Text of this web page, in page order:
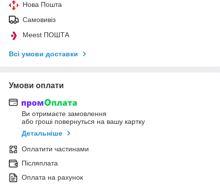
Нова Пошта
Самовивіз
Meest ПОШТА
Всі умови доставки
Умови оплати
Ви отримаєте замовлення
або гроші повернуться на вашу картку
Детальніше
Оплатити частинами
Післяплата
Оплата на рахунок